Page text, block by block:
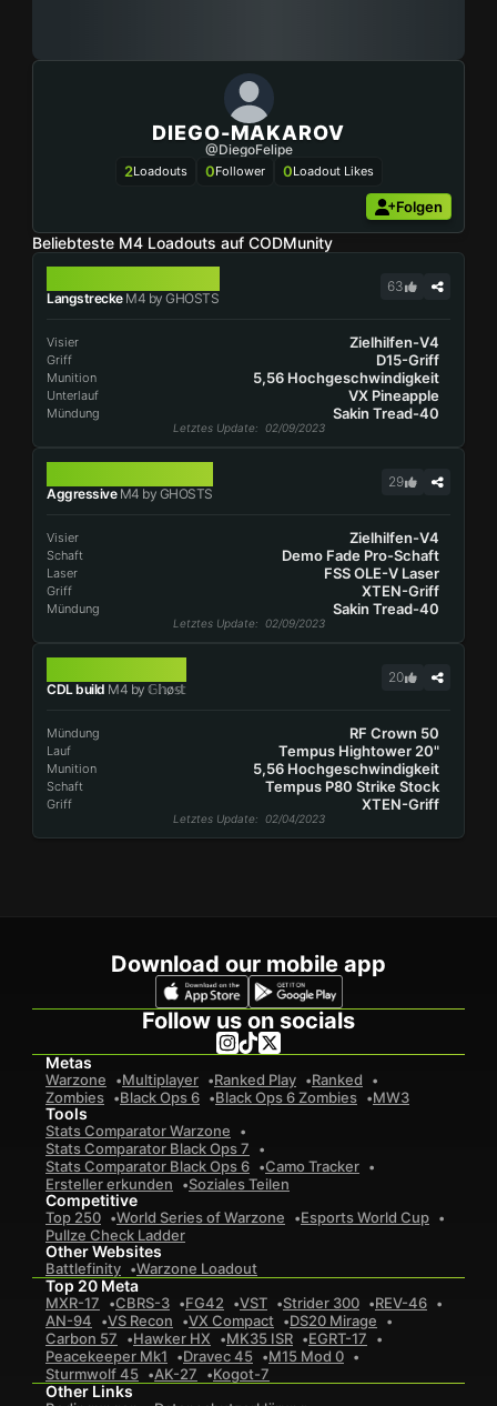
DIEGO-MAKAROV
@DiegoFelipe
2Loadouts 0Follower 0Loadout Likes
Folgen
Beliebteste M4 Loadouts auf CODMunity
LangstreckeM4 by GHOSTS
63
Visier Zielhilfen-V4
Griff D15-Griff
Munition 5,56 Hochgeschwindigkeit
Unterlauf VX Pineapple
Mündung Sakin Tread-40
Letztes Update: 02/09/2023
AggressiveM4 by GHOSTS
29
Visier Zielhilfen-V4
Schaft Demo Fade Pro-Schaft
Laser FSS OLE-V Laser
Griff XTEN-Griff
Mündung Sakin Tread-40
Letztes Update: 02/09/2023
CDL build M4 by 𝔾𝕙o̷𝕤𝕥
20
Mündung RF Crown 50
Lauf Tempus Hightower 20"
Munition 5,56 Hochgeschwindigkeit
Schaft Tempus P80 Strike Stock
Griff XTEN-Griff
Letztes Update: 02/04/2023
Download our mobile app
Follow us on socials
Metas
Warzone Multiplayer Ranked Play
Ranked
Zombies
Black Ops 6 Black Ops 6 Zombies MW3
Tools
Stats Comparator Warzone
Stats Comparator Black Ops 7
Stats Comparator Black Ops 6
Camo Tracker
Ersteller erkunden
Soziales Teilen
Competitive
Top 250 World Series of Warzone
Esports World Cup
Pullze Check Ladder
Other Websites
Battlefinity Warzone Loadout
Top 20 Meta
MXR-17 CBRS-3 FG42 VST Strider 300
REV-46
AN-94
VS Recon VX Compact
DS20 Mirage
Carbon 57
Hawker HX MK35 ISR
EGRT-17
Peacekeeper Mk1
Dravec 45
M15 Mod 0
Sturmwolf 45
AK-27 Kogot-7
Other Links